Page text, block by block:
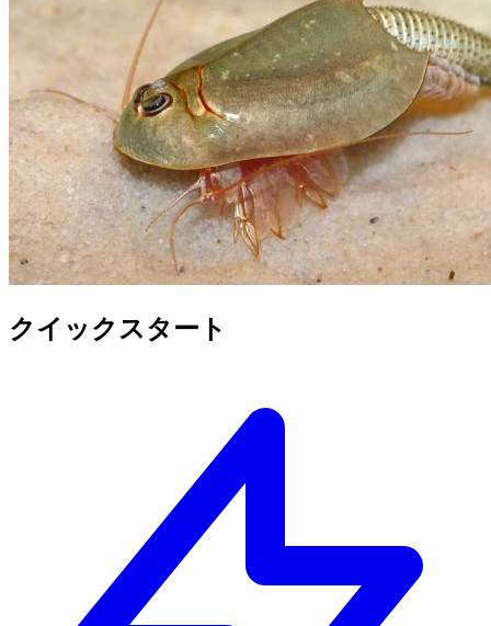
クイックスタート